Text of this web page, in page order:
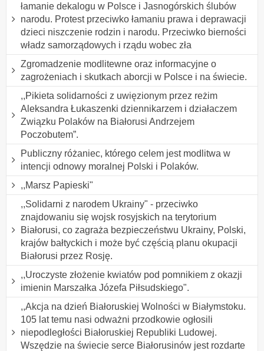
łamanie dekalogu w Polsce i Jasnogórskich ślubów
narodu. Protest przeciwko łamaniu prawa i deprawacji
dzieci niszczenie rodzin i narodu. Przeciwko bierności
władz samorządowych i rządu wobec zła
Zgromadzenie modlitewne oraz informacyjne o
zagrożeniach i skutkach aborcji w Polsce i na świecie.
,,Pikieta solidarności z uwięzionym przez reżim
Aleksandra Łukaszenki dziennikarzem i działaczem
Związku Polaków na Białorusi Andrzejem
Poczobutem”.
Publiczny różaniec, którego celem jest modlitwa w
intencji odnowy moralnej Polski i Polaków.
,,Marsz Papieski"
,,Solidarni z narodem Ukrainy" - przeciwko
znajdowaniu się wojsk rosyjskich na terytorium
Białorusi, co zagraża bezpieczeństwu Ukrainy, Polski,
krajów bałtyckich i może być częścią planu okupacji
Białorusi przez Rosję.
,,Uroczyste złożenie kwiatów pod pomnikiem z okazji
imienin Marszałka Józefa Piłsudskiego".
,,Akcja na dzień Białoruskiej Wolności w Białymstoku.
105 lat temu nasi odważni przodkowie ogłosili
niepodległości Białoruskiej Republiki Ludowej.
Wszędzie na świecie serce Białorusinów jest rozdarte